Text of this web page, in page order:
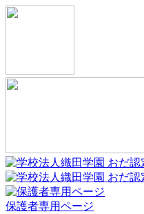
保護者専用ページ